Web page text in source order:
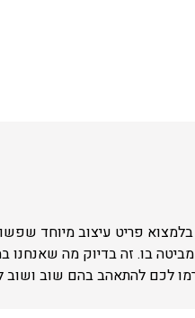
פריט עיצוב מיוחד
בו. זה בדיוק מה שאנחנו
לכם להתאהב בהם שוב ושוב